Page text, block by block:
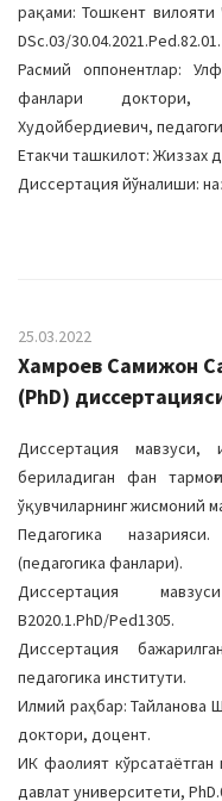
рақами: Тошкент вилояти
DSc.03/30.04.2021.Ped.82.01.
Расмий оппонентлар:
фанлари доктори,
Худойбердиевич,
Етакчи ташкилот: Жиззах
Диссертация йўналиши:
25.03.2022
Хамроев Самижон
(PhD)
Диссертация
бериладиган фан
ўқувчиларнинг жисмоний
Педагогика
(педагогика фанлари).
Диссертация
B2020.1.PhD/Ped1305.
Диссертация
педагогика институти.
Илмий раҳбар: Тайланова
доктори, доцент.
ИК фаолият
давлат университети,